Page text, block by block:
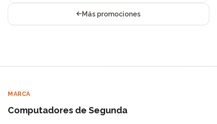
Más promociones
MARCA
Computadores de Segunda